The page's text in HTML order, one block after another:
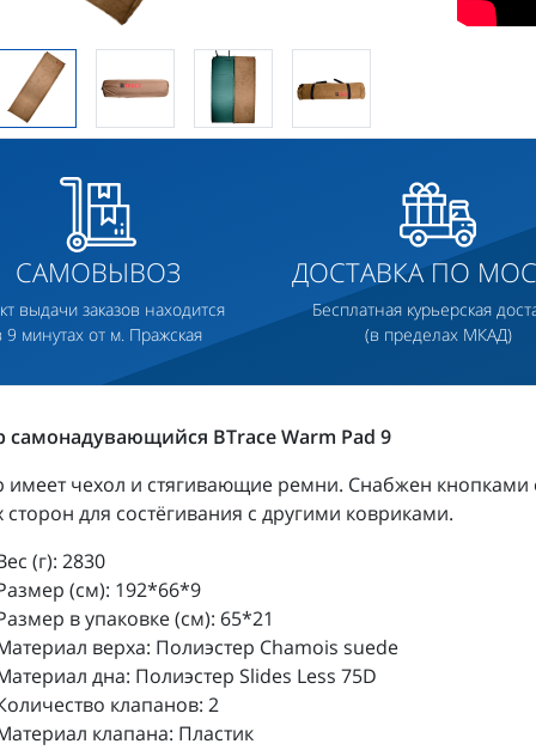
САМОВЫВОЗ
выдачи заказов находится
9 минутах от м. Пражская
ДОСТАВКА ПО
Бесплатная курьерская
(в пределах МКАД)
самонадувающийся BTrace Warm Pad 9
имеет чехол и стягивающие ремни. Снабжен кнопками
сторон для состёгивания с другими ковриками.
(г): 2830
(см): 192*66*9
в упаковке (см): 65*21
верха: Полиэстер Сhamois suede
дна: Полиэстер Slides Less 75D
клапанов: 2
клапана: Пластик